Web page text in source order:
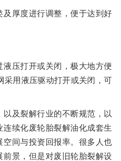
及厚度进行调整，便于达到好
液压打开或关闭，极大地方便
采用液压驱动打开或关闭，可
及裂解行业的不断规范，以
续化废轮胎裂解油化成套生
间与投资回报率。很多人也
景，但是对废旧轮胎裂解设